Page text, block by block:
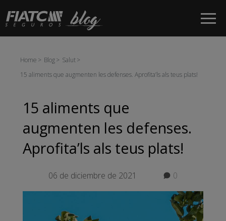
Salta al contingut principal
Home Blog
Salut
15 aliments que augmenten les defenses. Aprofita’ls als teus plats!
15 aliments que
augmenten les defenses.
Aprofita’ls als teus plats!
06 de diciembre de 2021 0